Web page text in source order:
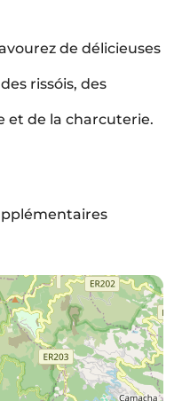
de délicieuses
rissóis, des
et de la charcuterie.